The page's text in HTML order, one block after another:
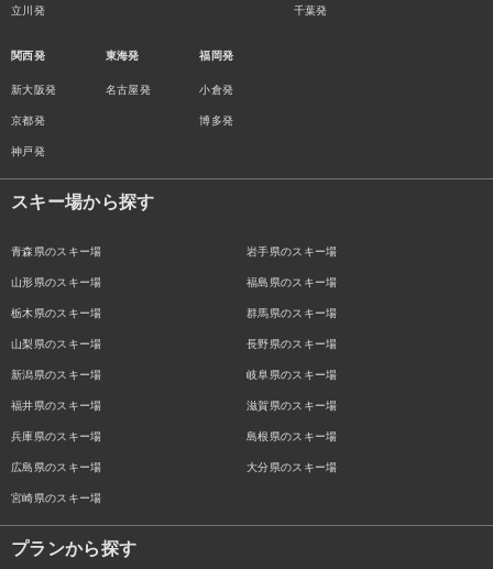
立川発 千葉発
関西発
新大阪発
京都発
神戸発
東海発
名古屋発
福岡発
小倉発
博多発
スキー場から探す
青森県のスキー場 岩手県のスキー場
山形県のスキー場 福島県のスキー場
栃木県のスキー場 群馬県のスキー場
山梨県のスキー場 長野県のスキー場
新潟県のスキー場 岐阜県のスキー場
福井県のスキー場 滋賀県のスキー場
兵庫県のスキー場 島根県のスキー場
広島県のスキー場 大分県のスキー場
宮崎県のスキー場
プランから探す